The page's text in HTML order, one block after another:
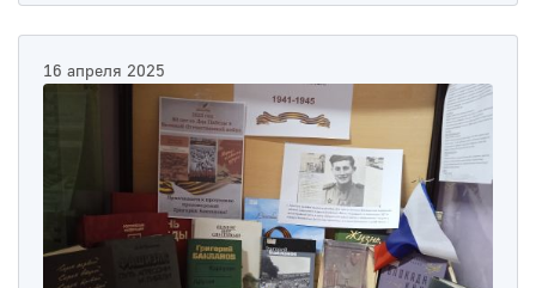
16 апреля 2025